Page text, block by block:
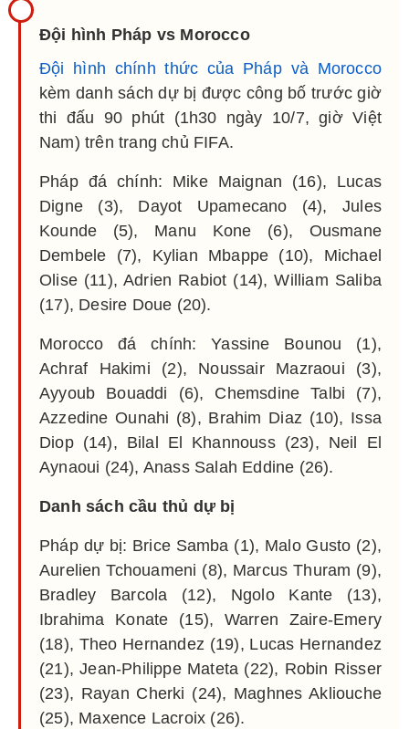
Đội hình Pháp vs Morocco
Đội hình chính thức của Pháp và Morocco
kèm danh sách dự bị được công bố trước giờ
thi đấu 90 phút (1h30 ngày 10/7, giờ Việt
Nam) trên trang chủ FIFA.
Pháp đá chính: Mike Maignan (16), Lucas
Digne (3), Dayot Upamecano (4), Jules
Kounde (5), Manu Kone (6), Ousmane
Dembele (7), Kylian Mbappe (10), Michael
Olise (11), Adrien Rabiot (14), William Saliba
(17), Desire Doue (20).
Morocco đá chính: Yassine Bounou (1),
Achraf Hakimi (2), Noussair Mazraoui (3),
Ayyoub Bouaddi (6), Chemsdine Talbi (7),
Azzedine Ounahi (8), Brahim Diaz (10), Issa
Diop (14), Bilal El Khannouss (23), Neil El
Aynaoui (24), Anass Salah Eddine (26).
Danh sách cầu thủ dự bị
Pháp dự bị: Brice Samba (1), Malo Gusto (2),
Aurelien Tchouameni (8), Marcus Thuram (9),
Bradley Barcola (12), Ngolo Kante (13),
Ibrahima Konate (15), Warren Zaire-Emery
(18), Theo Hernandez (19), Lucas Hernandez
(21), Jean-Philippe Mateta (22), Robin Risser
(23), Rayan Cherki (24), Maghnes Akliouche
(25), Maxence Lacroix (26).